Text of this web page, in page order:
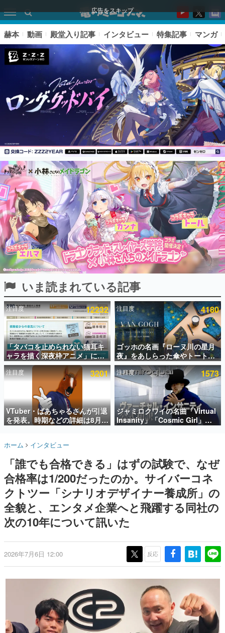
広告をスキップ
ピックアップ
電ファミのいま読まれている記事ランキング
アプリセール情報
インタビュー
連載・特集一覧
殿堂入り記事
SNS拡散数が数千以上！ ページビュー数万以上！ などな
ど。多くの人々に読まれた、電ファミ渾身の“殿堂入り”記
事をまとめました。
ゲームの企画書
名作ゲームクリエイターの方々に製作時のエピソードをお
聞きし、ヒットする企画（ゲーム）とは何か？を探ってい
きます。
赫本
この物語を解いてはいけない。『赫本』は、〈試験問題〉
の形をした短編ホラー小説集です。
新世代に訊く
これからのデジタルゲーム市場を担う若きクリエイター達
の姿を追い、彼らのルーツと情熱を探っていきます。
ゲーム世代の作家たち
ゲームに多大な影響を受けた作家さんに取材し、ゲームが
日本のコンテンツ産業やカルチャーに与えた影響を探る企
画です。
日本モバイルゲーム産業史
日本のモバイルゲーム史における主要なトピック・タイト
ルを網羅するほか、開発者へのインタビューや識者による
解説を掲載。約20年の歴史が一望できる決定版！
若ゲのいたり〜ゲームクリエイターの青春〜
一先生によるゲーム業界レポートマンガです。
なんでゲームは面白い？
具体的な形から解き明かしていく、硬派で骨太な評論連載
ゲームが変えた日本語
「経験値」「裏技」「ラスボス」… ゲームにまつわる言葉
の起源や用法の変遷を、コンピューター文化史研究家・タ
イニーP氏が徹底調査。
赫本 動画 殿堂入り記事 インタビュー 特集記事 マンガ
いま読まれている記事
注目度 12232
「タバコを止められない猫耳キ
ャラを描く深夜枠アニメ」に視
聴者の一部から批判意見。違法
薬物の使用と思しき描写も含め
て、BPOが議論を交わす
注目度 4180
ゴッホの名画『ローヌ川の星月
夜』をあしらった傘やトートバ
ッグなどが登場。8月7日21時よ
り2日間限定で予約販売
注目度 3201
VTuber・ばあちゃるさんが引退
を発表。時期などの詳細は8月9
日15時からの配信で説明
注目度 1573
ジャミロクワイの名曲「Virtual
Insanity」「Cosmic Girl」
「Canned Heat」公式日本語字
て
ホーム インタビュー
「誰でも合格できる」はずの試験で、なぜ
合格率は1/200だったのか。サイバーコネ
クトツー「シナリオデザイナー養成所」の
全貌と、エンタメ企業へと飛躍する同社の
次の10年について訊いた
2026年7月6日 12:00 反応